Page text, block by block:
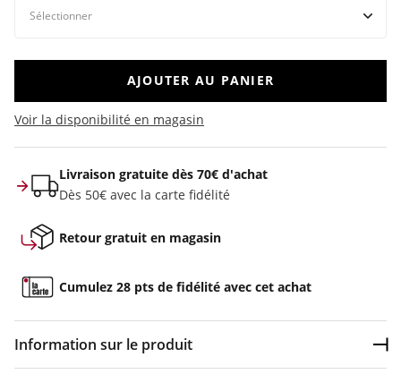
AJOUTER AU PANIER
Voir la disponibilité en magasin
Livraison gratuite dès 70€ d'achat
Dès 50€ avec la carte fidélité
Retour gratuit en magasin
Cumulez 28 pts de fidélité avec cet achat
Information sur le produit